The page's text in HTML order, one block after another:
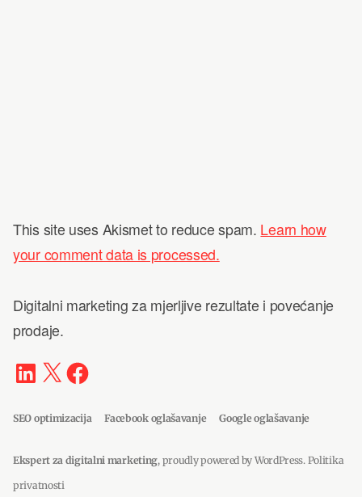
This site uses Akismet to reduce spam. Learn how
your comment data is processed.
Digitalni marketing za mjerljive rezultate i povećanje
prodaje.
LinkedIn
X Facebook
SEO optimizacija Facebook oglašavanje Google oglašavanje
Ekspert za digitalni marketing, proudly powered by WordPress. Politika
privatnosti